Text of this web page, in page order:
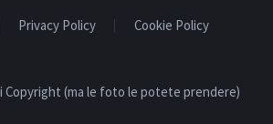
Privacy Policy Cookie Policy
Copyright (ma le foto le potete prendere)